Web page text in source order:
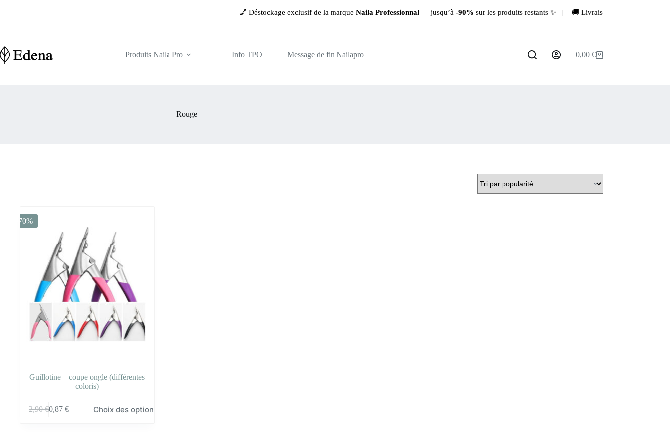
💅 Déstockage exclusif de la marqueNaila Professionnal— jusqu’à-90%sur les produits restants ✨ | 🚚 Livraison rapide depuis la
Produits Naila Pro Info TPO Message de fin Nailapro
Panier
0,00 €
Rouge
-70%
Guillotine – coupe ongle (différentes
coloris)
2,90€0,87 € Choix des options
produit